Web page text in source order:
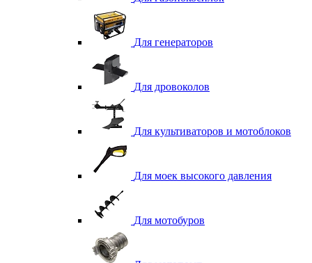
Для генераторов
Для дровоколов
Для культиваторов и мотоблоков
Для моек высокого давления
Для мотобуров